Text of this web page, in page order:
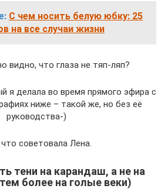
С чем носить белую юбку: 25
на все случаи жизни
видно, что глаза не тяп-ляп?
я делала во время прямого эфира с
ниже – такой же, но без её
руководства-)
советовала Лена.
тени на карандаш, а не на
более на голые веки)